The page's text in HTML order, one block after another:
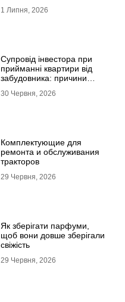
1 Липня, 2026
Супровід інвестора при
прийманні квартири від
забудовника: причини
30 Червня, 2026
Комплектующие для
ремонта и обслуживания
тракторов
29 Червня, 2026
Як зберігати парфуми,
щоб вони довше зберігали
свіжість
29 Червня, 2026